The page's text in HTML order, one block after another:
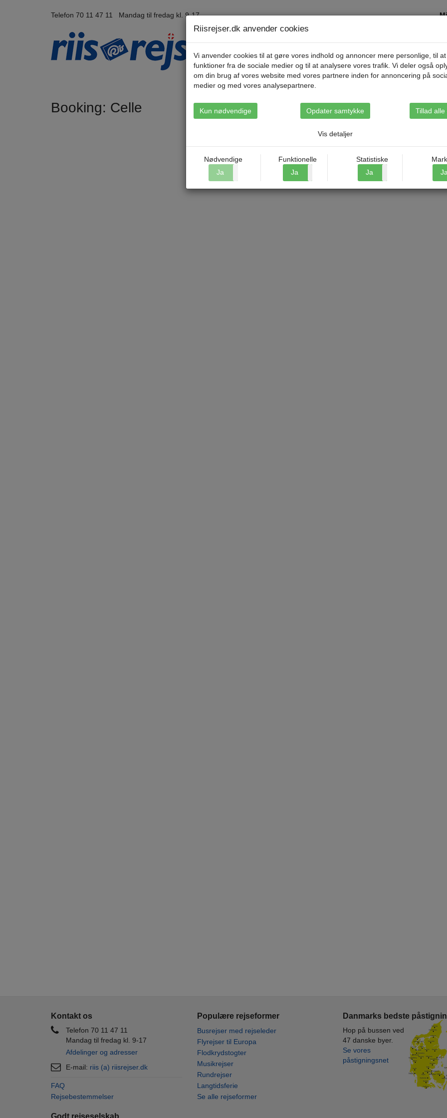
Telefon 70 11 47 11 Mandag til fredag kl. 9-17
Destinationer Rejsetyper Om Riis Rejser
Booking: Celle
Kontakt os
Telefon 70 11 47 11
Mandag til fredag kl. 9-17
Afdelinger og adresser
E-mail: riis (a) riisrejser.dk
FAQ
Rejsebestemmelser
Populære rejseformer
Busrejser med rejseleder
Flyrejser til Europa
Flodkrydstogter
Musikrejser
Rundrejser
Langtidsferie
Se alle rejseformer
Danmarks bedste
Hop på bussen ved
47 danske byer.
Se vores
påstigningsnet
Godt rejseselskab
Riisrejser.dk anvender cookies
Vi anvender cookies til at gøre vores indhold og annoncer mere personlige, til
funktioner fra de sociale medier og til at analysere vores trafik. Vi deler også
om din brug af vores website med vores partnere inden for annoncering på
medier og med vores analysepartnere.
Kun nødvendige Opdater samtykke Tillad alle
Vis detaljer
Nødvendige
Ja
Funktionelle
Ja
Statistiske
Ja
Ja